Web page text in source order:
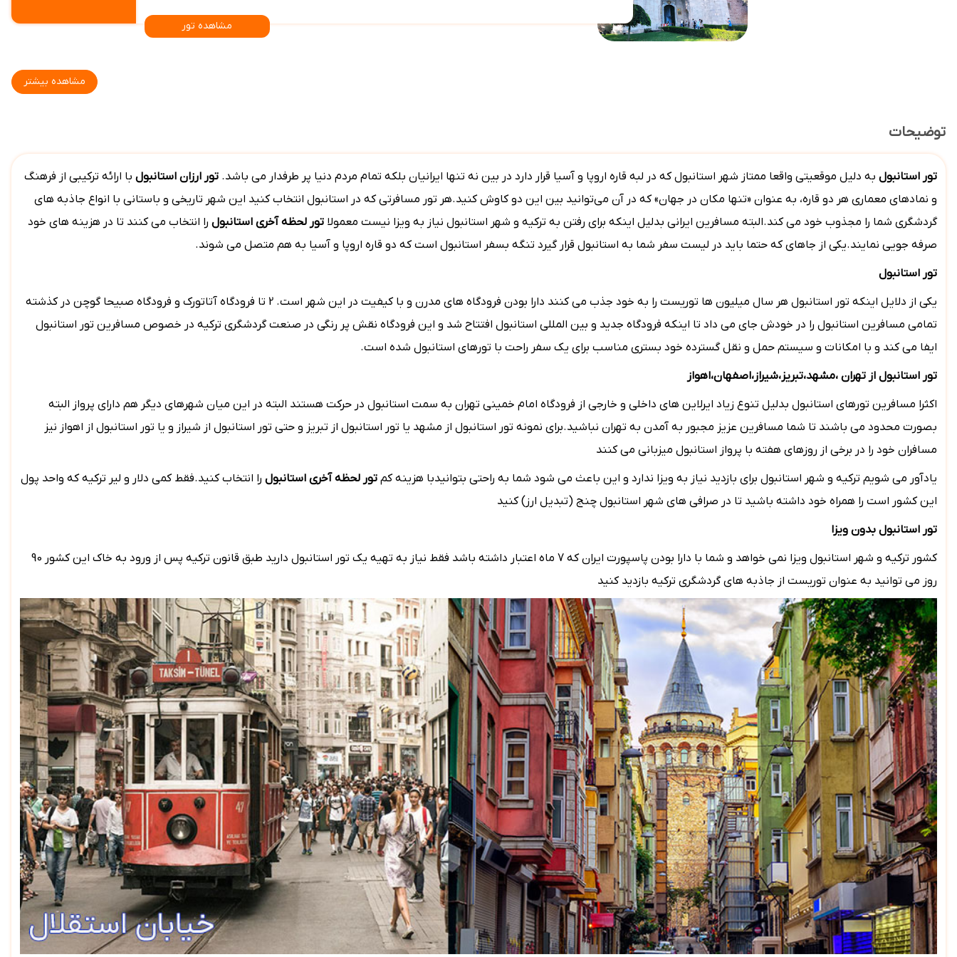
مشاهده تور
مشاهده بیشتر
توضیحات
تور استانبول به دلیل موقعیتی واقعا ممتاز شهر استانبول که در لبه قاره اروپا و آسیا قرار دارد در بین نه تنها ایرانیان بلکه تمام مردم دنیا پر طرفدار می باشد. تور ارزان استانبول با ارائه ترکیبی از فرهنگ
و نمادهای معماری هر دو قاره، به عنوان «تنها مکان در جهان» که در آن می‌توانید بین این دو کاوش کنید.هر تور مسافرتی که در استانبول انتخاب کنید این شهر تاریخی و باستانی با انواع جاذبه های
گردشگری شما را مجذوب خود می کند.البته مسافرین ایرانی بدلیل اینکه برای رفتن به ترکیه و شهر استانبول نیاز به ویزا نیست معمولا تور لحظه آخری استانبول را انتخاب می کنند تا در هزینه های خود
صرفه جویی نمایند.یکی از جاهای که حتما باید در لیست سفر شما به استانبول قرار گیرد تنگه بسفر استانبول است که دو قاره اروپا و آسیا به هم متصل می شوند.
تور استانبول
یکی از دلایل اینکه تور استانبول هر سال میلیون ها توریست را به خود جذب می کنند دارا بودن فرودگاه های مدرن و با کیفیت در این شهر است. 2 تا فرودگاه آتاتورک و فرودگاه صبیحا گوچن در کذشته
تمامی مسافرین استانبول را در خودش جای می داد تا اینکه فرودگاه جدید و بین المللی استانبول افتتاح شد و این فرودگاه نقش پر رنگی در صنعت گردشگری ترکیه در خصوص مسافرین تور استانبول
ایفا می کند و با امکانات و سیستم حمل و نقل گسترده خود بستری مناسب برای یک سفر راحت با تورهای استانبول شده است.
تور استانبول از تهران ،مشهد،تبریز،شیراز،اصفهان،اهواز
اکثرا مسافرین تورهای استانبول بدلیل تنوع زیاد ایرلاین های داخلی و خارجی از فرودگاه امام خمینی تهران به سمت استانبول در حرکت هستند البته در این میان شهرهای دیگر هم دارای پرواز البته
بصورت محدود می باشند تا شما مسافرین عزیز مجبور به آمدن به تهران نباشید.برای نمونه تور استانبول از مشهد یا تور استانبول از تبریز و حتی تور استانبول از شیراز و یا تور استانبول از اهواز نیز
مسافران خود را در برخی از روزهای هفته با پرواز استانبول میزبانی می کنند
یادآور می شویم ترکیه و شهر استانبول برای بازدید نیاز به ویزا ندارد و این باعث می شود شما به راحتی بتوانیدبا هزینه کم تور لحظه آخری استانبول را انتخاب کنید.فقط کمی دلار و لیر ترکیه که واحد پول
این کشور است را همراه خود داشته باشید تا در صرافی های شهر استانبول چنج (تبدیل ارز) کنید
تور استانبول بدون ویزا
کشور ترکیه و شهر استانبول ویزا نمی خواهد و شما با دارا بودن پاسپورت ایران که 7 ماه اعتبار داشته باشد فقط نیاز به تهیه یک تور استانبول دارید
طبق قانون ترکیه پس از ورود به خاک این کشور 90
روز می توانید به عنوان توریست از جاذبه های گردشگری ترکیه بازدید کنید